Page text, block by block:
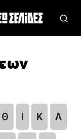
Θ Ι Κ Λ